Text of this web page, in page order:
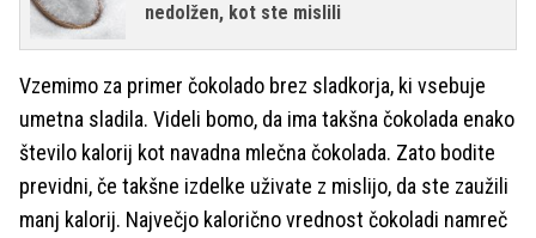
nedolžen, kot ste mislili
Vzemimo za primer čokolado brez sladkorja, ki vsebuje
umetna sladila. Videli bomo, da ima takšna čokolada enako
število kalorij kot navadna mlečna čokolada. Zato bodite
previdni, če takšne izdelke uživate z mislijo, da ste zaužili
manj kalorij. Največjo kalorično vrednost čokoladi namreč